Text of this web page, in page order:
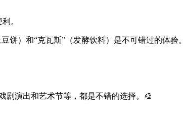
。
饼）和“克瓦斯”（发酵饮料）是不可错过的体验。
剧演出和艺术节等，都是不错的选择。🎨